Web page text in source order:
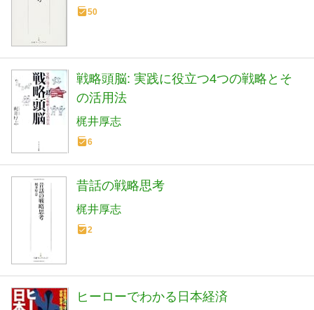
50
戦略頭脳: 実践に役立つ4つの戦略とそ
の活用法
梶井厚志
6
昔話の戦略思考
梶井厚志
2
ヒーローでわかる日本経済